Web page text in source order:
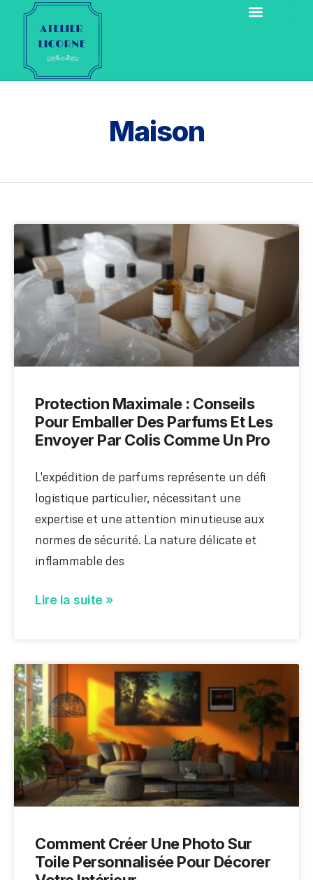
Maison
Protection Maximale : Conseils
Pour Emballer Des Parfums Et Les
Envoyer Par Colis Comme Un Pro
L'expédition de parfums représente un défi
logistique particulier, nécessitant une
expertise et une attention minutieuse aux
normes de sécurité. La nature délicate et
inflammable des
Lire la suite »
Comment Créer Une Photo Sur
Toile Personnalisée Pour Décorer